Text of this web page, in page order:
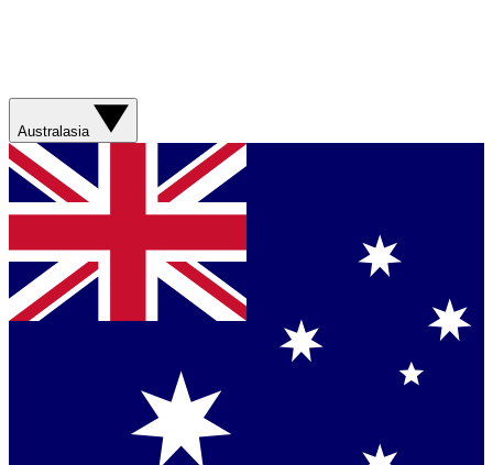
Australasia